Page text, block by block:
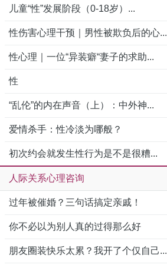
儿童“性”发展阶段（0-18岁）...
性伤害心理干预｜男性被欺负后的心...
性心理｜一位“异装癖“妻子的求助...
性
“乱伦”的内在声音（上）：中外神...
爱情杀手：性冷淡为哪般？
初次约会就发生性行为是不是很糟...
人际关系心理咨询
过年被催婚？三句话搞定亲戚！
你不必以为别人真的过得那么好
朋友圈装快乐太累？我开了个仅自己...